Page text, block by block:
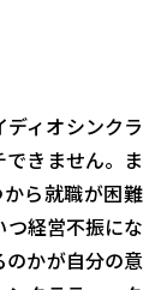
ィオシンクラ
きません。ま
ら就職が困難
経営不振にな
かが自分の意